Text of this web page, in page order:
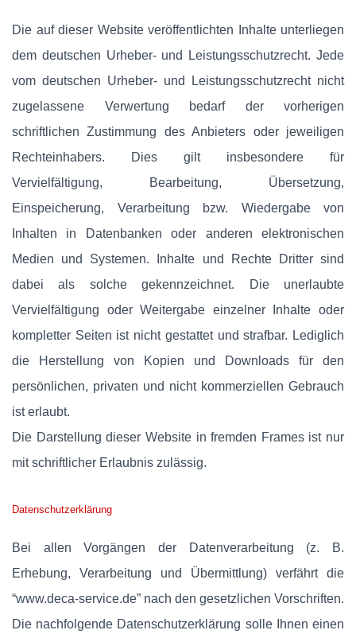
Die auf dieser Website veröffentlichten Inhalte unterliegen
dem deutschen Urheber- und Leistungsschutzrecht. Jede
vom deutschen Urheber- und Leistungsschutzrecht nicht
zugelassene Verwertung bedarf der vorherigen
schriftlichen Zustimmung des Anbieters oder jeweiligen
Rechteinhabers. Dies gilt insbesondere für
Vervielfältigung, Bearbeitung, Übersetzung,
Einspeicherung, Verarbeitung bzw. Wiedergabe von
Inhalten in Datenbanken oder anderen elektronischen
Medien und Systemen. Inhalte und Rechte Dritter sind
dabei als solche gekennzeichnet. Die unerlaubte
Vervielfältigung oder Weitergabe einzelner Inhalte oder
kompletter Seiten ist nicht gestattet und strafbar. Lediglich
die Herstellung von Kopien und Downloads für den
persönlichen, privaten und nicht kommerziellen Gebrauch
ist erlaubt.
Die Darstellung dieser Website in fremden Frames ist nur
mit schriftlicher Erlaubnis zulässig.
Datenschutzerklärung
Bei allen Vorgängen der Datenverarbeitung (z. B.
Erhebung, Verarbeitung und Übermittlung) verfährt die
“www.deca-service.de” nach den gesetzlichen Vorschriften.
Die nachfolgende Datenschutzerklärung solle Ihnen einen